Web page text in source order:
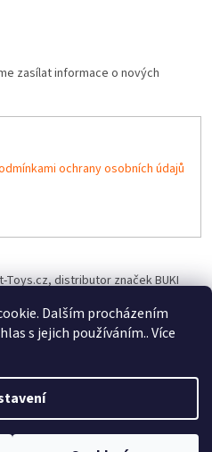
Dalším procházením
s jejich používáním.. Více
zasílat informace o nových
ochrany osobních údajů
distributor značek BUKI
práva vyhrazena.Upravit